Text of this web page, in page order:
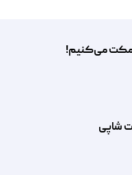
شاپی
کمکت می‌کنیم!